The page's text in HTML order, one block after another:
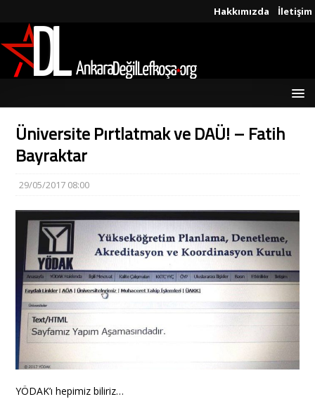
Hakkımızda İletişim
Üniversite Pırtlatmak ve DAÜ! – Fatih
Bayraktar
29/05/2017 08:00
YÖDAK’ı hepimiz biliriz…